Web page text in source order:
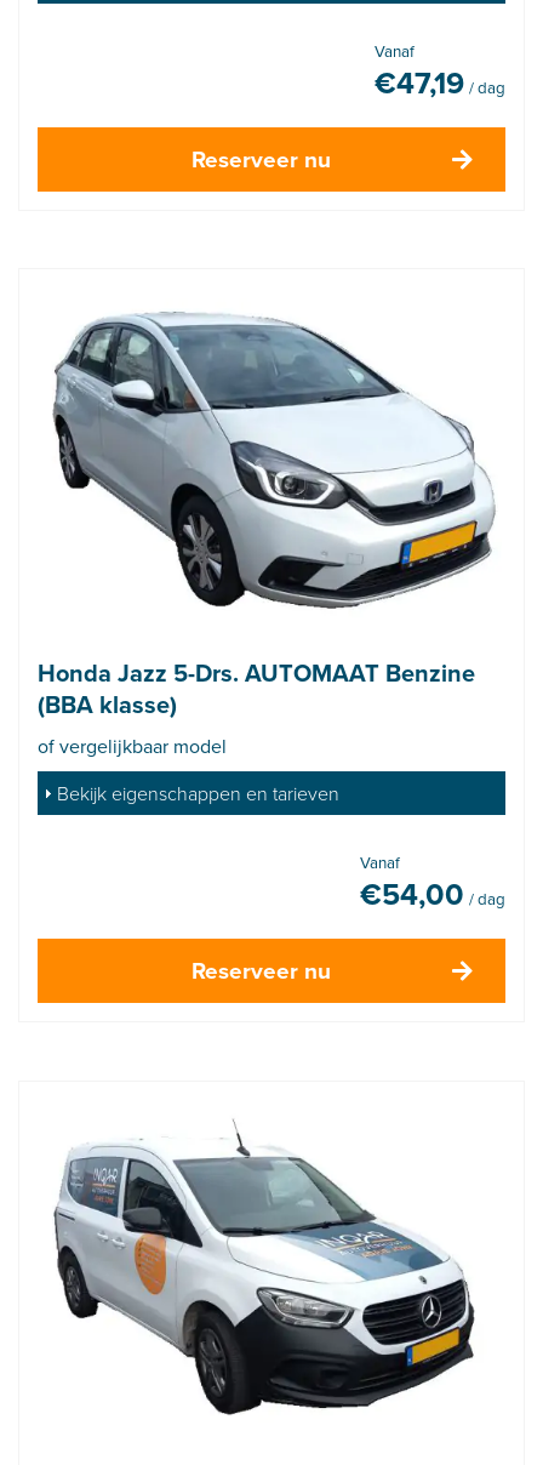
Vanaf
€47,19 / dag
Reserveer nu
Honda Jazz 5-Drs. AUTOMAAT Benzine
(BBA klasse)
of vergelijkbaar model
Bekijk eigenschappen en tarieven
Vanaf
€54,00 / dag
Reserveer nu